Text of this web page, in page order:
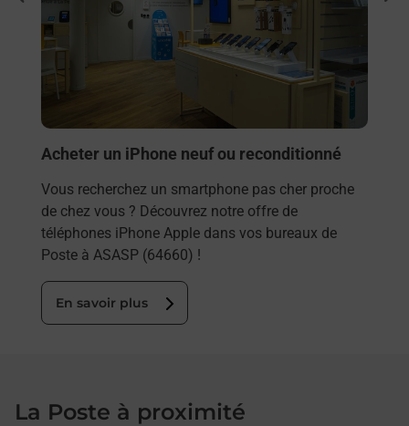
Acheter un iPhone neuf ou reconditionné
Vous recherchez un smartphone pas cher proche
de chez vous ? Découvrez notre offre de
téléphones iPhone Apple dans vos bureaux de
Poste à ASASP (64660) !
En savoir plus
La Poste à proximité